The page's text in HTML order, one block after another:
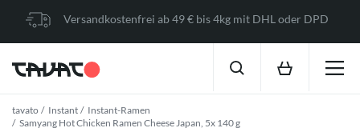
Versandkostenfrei ab 49 € bis 4kg mit DHL oder DPD
tavato Instant
Instant-Ramen
Samyang Hot Chicken Ramen Cheese Japan, 5x 140 g